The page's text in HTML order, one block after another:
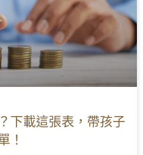
下載這張表，帶孩子
！